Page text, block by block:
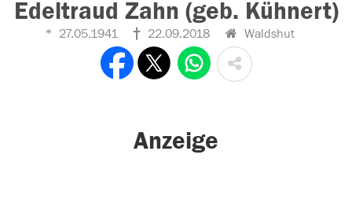
Edeltraud Zahn (geb. Kühnert)
27.05.1941 22.09.2018 Waldshut
Anzeige